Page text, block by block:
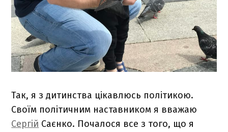
Так, я з дитинства цікавлюсь політикою.
Своїм політичним наставником я вважаю
Сергій Саєнко. Почалося все з того, що я